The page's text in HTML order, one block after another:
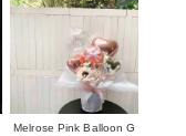
Melrose Pink Balloon G